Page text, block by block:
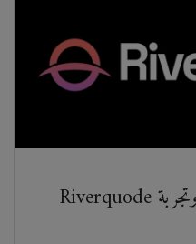
Riverquode في لمحة: الخدمات والميزات وتجربة